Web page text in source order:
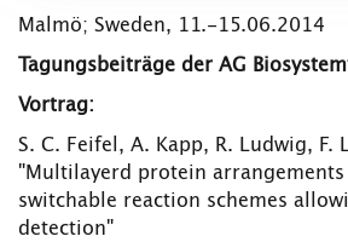
HOCHSCHULE
INTERNATIONAL
BESCHÄFTIGTE
Blogs Kontakt und Anfahrt
TH Online-Portal Personensuche
Malmö; Sweden, 11.-15.06.2014
Tagungsbeiträge der AG
Vortrag:
S. C. Feifel, A. Kapp, R. Ludwig, F.
"Multilayerd protein arrangements
switchable reaction schemes
detection"